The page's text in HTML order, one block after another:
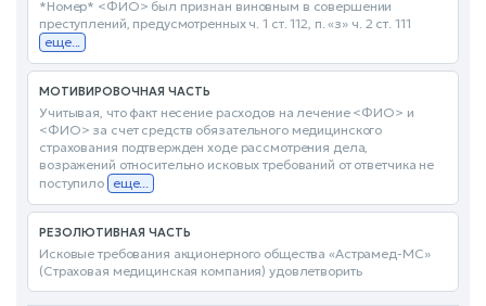
*Номер* <ФИО> был признан виновным в совершении
преступлений, предусмотренных ч. 1 ст. 112, п. «з» ч. 2 ст. 111
еще...
МОТИВИРОВОЧНАЯ ЧАСТЬ
Учитывая, что факт несение расходов на лечение <ФИО> и
<ФИО> за счет средств обязательного медицинского
страхования подтвержден ходе рассмотрения дела,
возражений относительно исковых требований от ответчика не
поступило еще...
РЕЗОЛЮТИВНАЯ ЧАСТЬ
Исковые требования акционерного общества «Астрамед-МС»
(Страховая медицинская компания) удовлетворить